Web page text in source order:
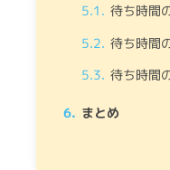
待ち時間
待ち時間
待ち時間
まとめ